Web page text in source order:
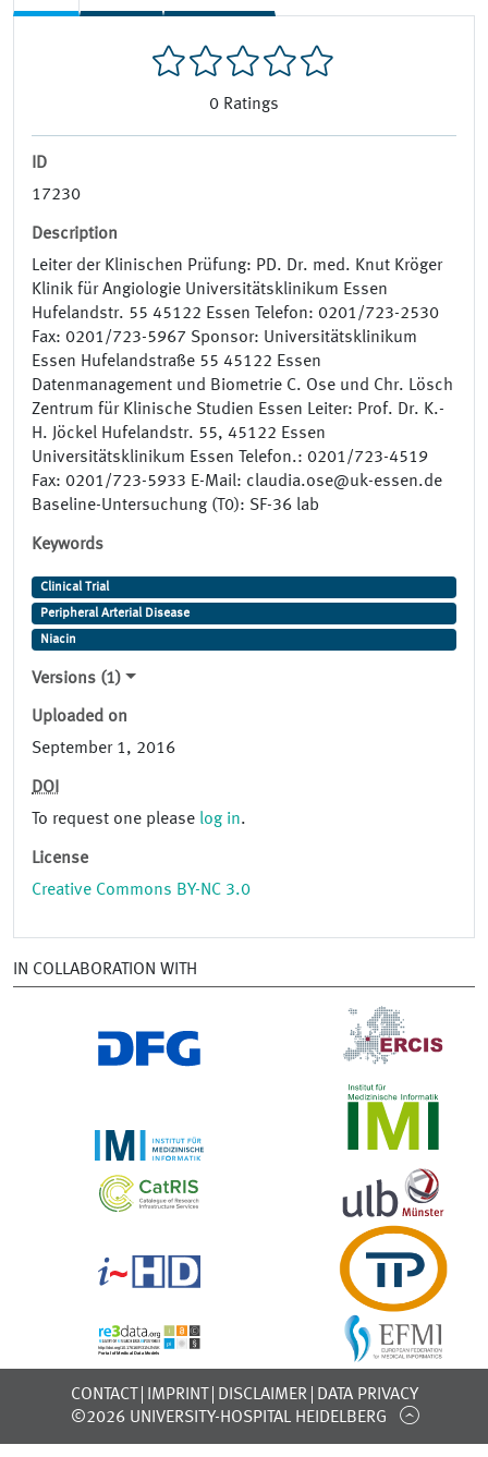
0 Ratings
ID
17230
Description
Leiter der Klinischen Prüfung: PD. Dr. med. Knut Kröger
Klinik für Angiologie Universitätsklinikum Essen
Hufelandstr. 55 45122 Essen Telefon: 0201/723-2530
Fax: 0201/723-5967 Sponsor: Universitätsklinikum
Essen Hufelandstraße 55 45122 Essen
Datenmanagement und Biometrie C. Ose und Chr. Lösch
Zentrum für Klinische Studien Essen Leiter: Prof. Dr. K.-
H. Jöckel Hufelandstr. 55, 45122 Essen
Universitätsklinikum Essen Telefon.: 0201/723-4519
Fax: 0201/723-5933 E-Mail: claudia.ose@uk-essen.de
Baseline-Untersuchung (T0): SF-36 lab
Keywords
Clinical Trial
Peripheral Arterial Disease
Niacin
Versions (1)
Uploaded on
September 1, 2016
DOI
To request one please log in.
License
Creative Commons BY-NC 3.0
IN COLLABORATION WITH
CONTACT IMPRINT DISCLAIMER
DATA PRIVACY
©2026 UNIVERSITY-HOSPITAL HEIDELBERG